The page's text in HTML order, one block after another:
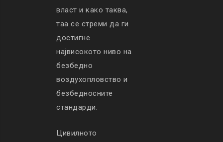
власт и како таква,
таа се стреми да ги
достигне
највисокото ниво на
безбедно
воздухопловство и
безбедносните
стандарди.
Цивилното